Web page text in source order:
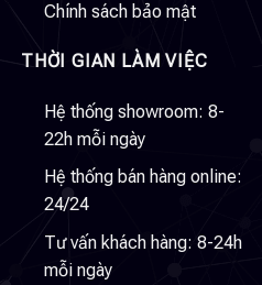
Chính sách bảo mật
THỜI GIAN LÀM VIỆC
Hệ thống showroom: 8-
22h mỗi ngày
Hệ thống bán hàng online:
24/24
Tư vấn khách hàng: 8-24h
mỗi ngày